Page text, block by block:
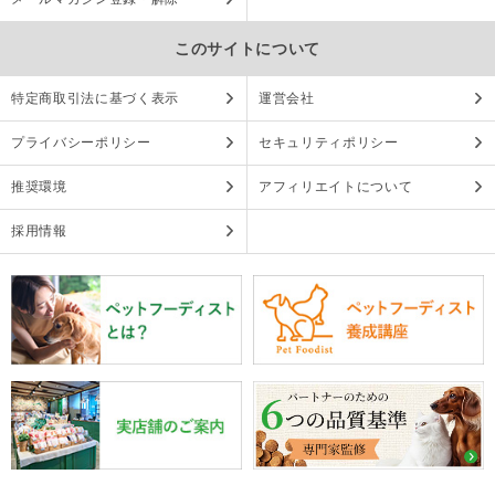
このサイトについて
特定商取引法に基づく表示 運営会社
プライバシーポリシー セキュリティポリシー
推奨環境 アフィリエイトについて
採用情報